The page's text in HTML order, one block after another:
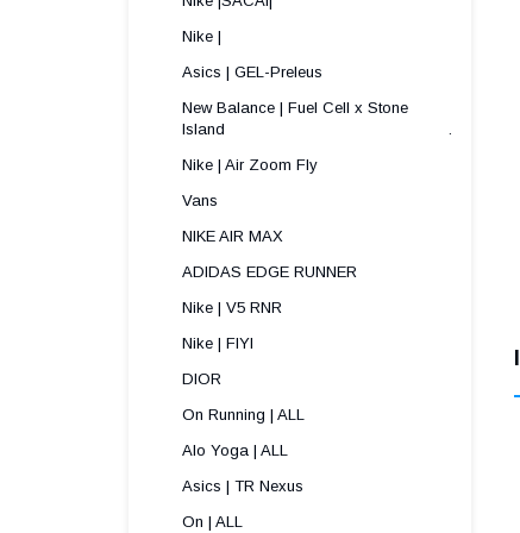
Nike |
Asics | GEL-Preleus
New Balance | Fuel Cell x Stone
Island .
Nike | Air Zoom Fly
Vans
NIKE AIR MAX
ADIDAS EDGE RUNNER
Nike | V5 RNR
Nike | FIYI
DIOR
On Running | ALL
Alo Yoga | ALL
Asics | TR Nexus
On | ALL